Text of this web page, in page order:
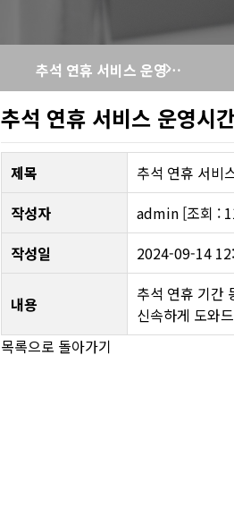
추석 연휴 서비스 운영시간 안내
추석 연휴 서비스 운영시
제목
추석 연휴 서비
작성자
admin [조회 :
작성일
2024-09-14
내용
추석 연휴 기간
신속하게 도와
목록으로 돌아가기